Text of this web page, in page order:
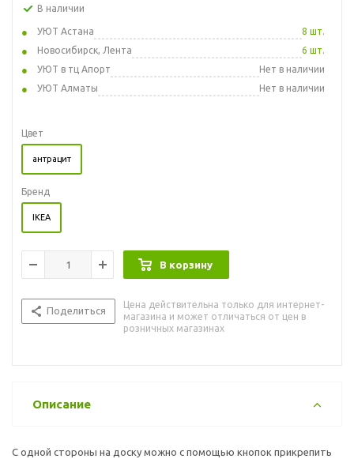
В наличии
УЮТ Астана
8 шт.
Новосибирск, Лента
6 шт.
УЮТ в тц Апорт
Нет в наличии
УЮТ Алматы
Нет в наличии
Цвет
антрацит
Бренд
IKEA
В корзину
Поделиться
Цена действительна только для интернет-
магазина и может отличаться от цен в
розничных магазинах
Описание
С одной стороны на доску можно с помощью кнопок прикрепить